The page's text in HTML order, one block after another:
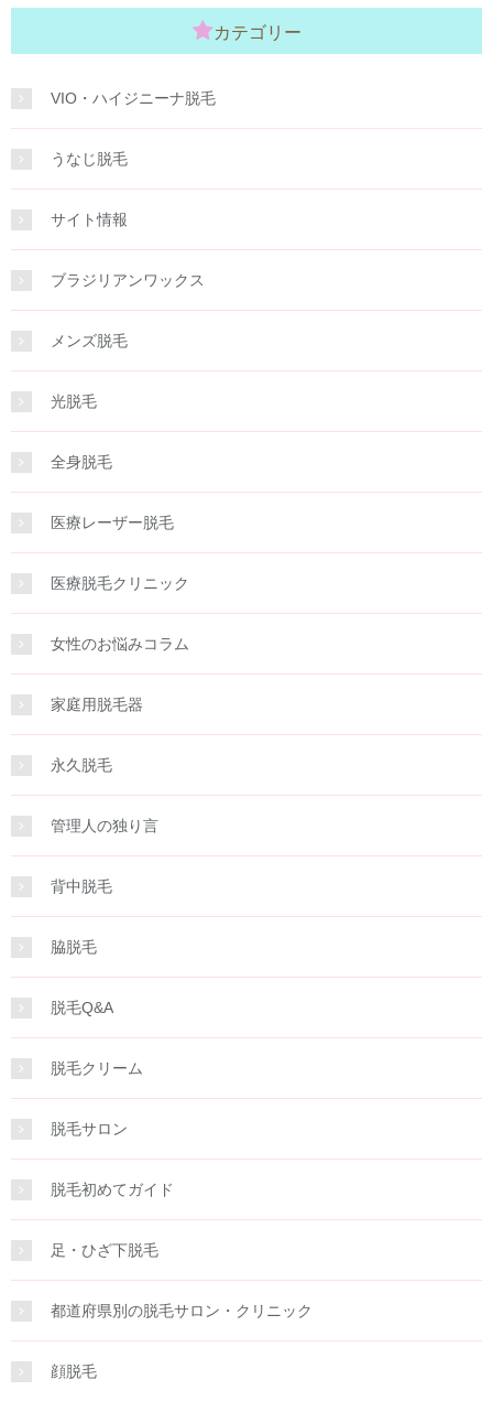
カテゴリー
VIO・ハイジニーナ脱毛
うなじ脱毛
サイト情報
ブラジリアンワックス
メンズ脱毛
光脱毛
全身脱毛
医療レーザー脱毛
医療脱毛クリニック
女性のお悩みコラム
家庭用脱毛器
永久脱毛
管理人の独り言
背中脱毛
脇脱毛
脱毛Q&A
脱毛クリーム
脱毛サロン
脱毛初めてガイド
足・ひざ下脱毛
都道府県別の脱毛サロン・クリニック
顔脱毛